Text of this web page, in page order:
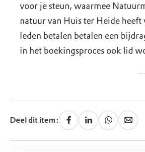
voor je steun, waarmee
natuur van Huis ter Heide
leden betalen betalen een
in het boekingsproces ook lid
Deel dit item: